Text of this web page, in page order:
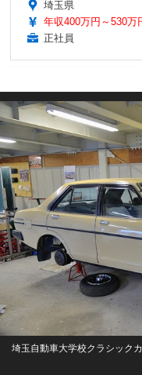
埼玉県
年収400万円～530万
正社員
埼玉自動車大学校クラシック